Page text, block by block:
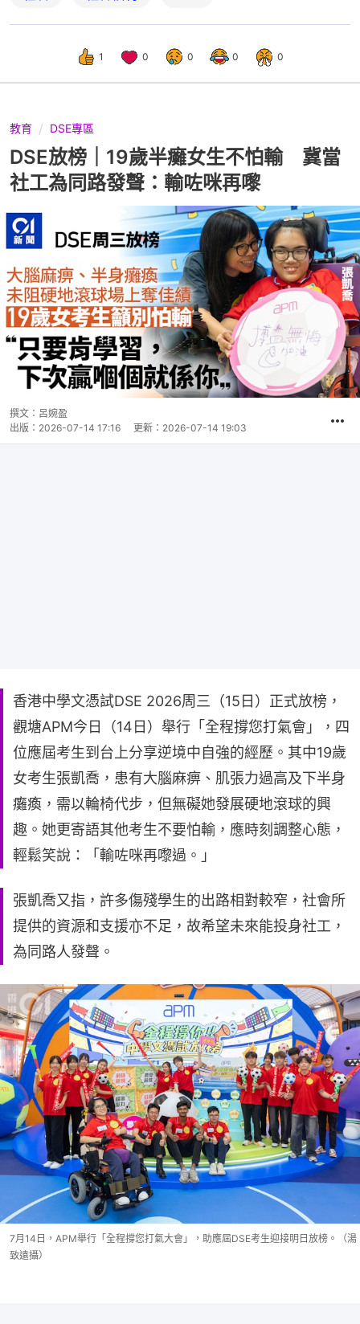
1 0 0 0 0
教育 DSE專區
DSE放榜｜19歲半癱女生不怕輸 冀當
社工為同路發聲：輸咗咪再嚟
撰文： 呂婉盈
出版： 2026-07-14 17:16 更新： 2026-07-14 19:03
香港中學文憑試DSE 2026周三（15日）正式放榜，
觀塘APM今日（14日）舉行「全程撐您打氣會」，四
位應屆考生到台上分享逆境中自強的經歷。其中19歲
女考生張凱喬，患有大腦麻痹、肌張力過高及下半身
癱瘓，需以輪椅代步，但無礙她發展硬地滾球的興
趣。她更寄語其他考生不要怕輸，應時刻調整心態，
輕鬆笑說：「輸咗咪再嚟過。」
張凱喬又指，許多傷殘學生的出路相對較窄，社會所
提供的資源和支援亦不足，故希望未來能投身社工，
為同路人發聲。
7月14日，APM舉行「全程撐您打氣大會」，助應屆DSE考生迎接明日放榜。（湯
致遠攝）